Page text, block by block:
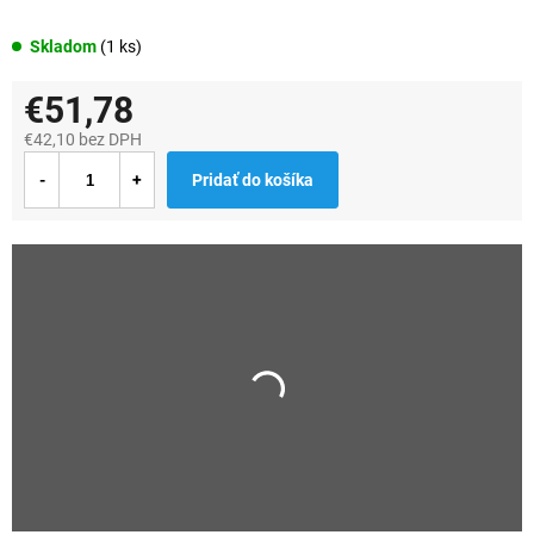
Skladom (1 ks)
€51,78
€42,10 bez DPH
cena:
Pridať do košíka